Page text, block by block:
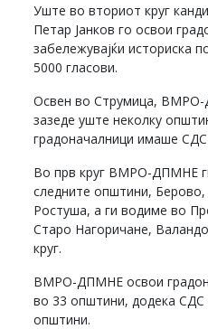
Уште во вториот круг
Петар Јанков го освои
забележувајќи историска
5000 гласови.
Освен во Струмица,
зазеде уште неколку
градоначалници имаше
Во прв круг ВМРО-ДПМНЕ
следните општини,
Ростуша, а ги водиме во
Старо Нагоричане,
круг.
ВМРО-ДПМНЕ освои
во 33 општини, додека
општини.